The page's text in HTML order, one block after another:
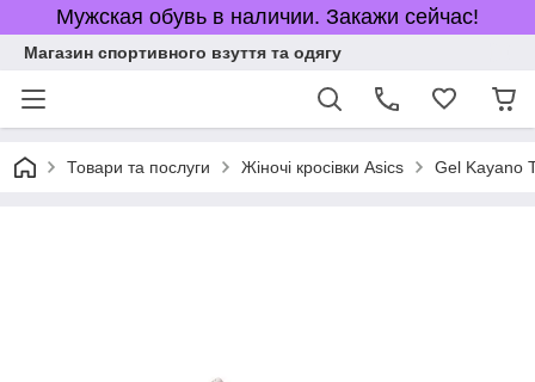
Мужская обувь в наличии. Закажи сейчас!
Магазин спортивного взуття та одягу
Товари та послуги Жіночі кросівки Asics Gel Kayano